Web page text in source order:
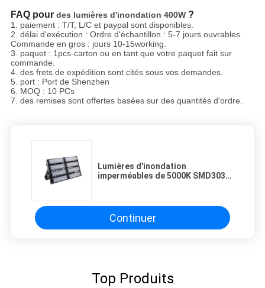
FAQ pour des lumières d'inondation 400W ?
1. paiement : T/T, L/C et paypal sont disponibles.
2. délai d'exécution : Ordre d'échantillon : 5-7 jours ouvrables.
Commande en gros : jours 10-15working.
3. paquet : 1pcs-carton ou en tant que votre paquet fait sur
commande.
4. des frets de expédition sont cités sous vos demandes.
5. port : Port de Shenzhen
6. MOQ : 10 PCs
7. des remises sont offertes basées sur des quantités d'ordre.
Lumières d'inondation
imperméables de 5000K SMD3030
Continuer
Top Produits